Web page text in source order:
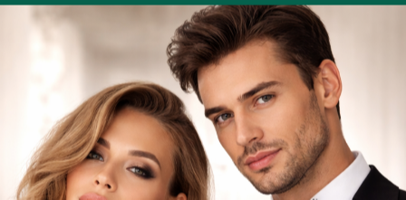
PROMOÇÕES DIÁRIAS UNHAS CABELOS PERFUMES ÁRABES
Aparelhos Perfumes Maquilhagem Faciais e corporais
Profissionais Relógios Cabelos